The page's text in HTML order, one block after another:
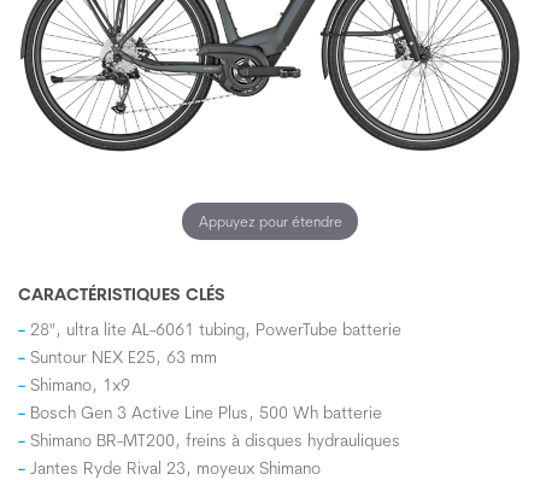
Appuyez pour étendre
CARACTÉRISTIQUES CLÉS
28", ultra lite AL-6061 tubing, PowerTube batterie
Suntour NEX E25, 63 mm
Shimano, 1x9
Bosch Gen 3 Active Line Plus, 500 Wh batterie
Shimano BR-MT200, freins à disques hydrauliques
Jantes Ryde Rival 23, moyeux Shimano